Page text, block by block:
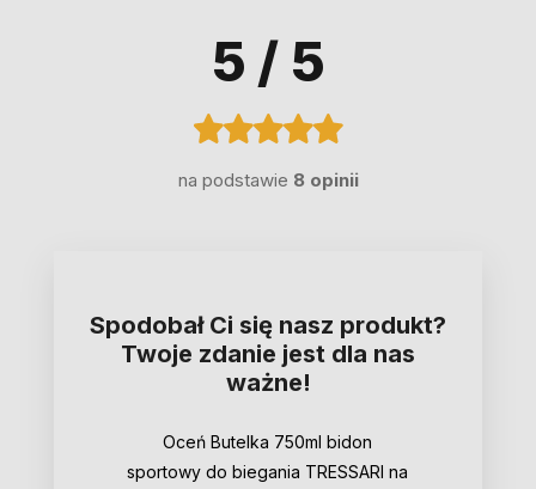
5 / 5
na podstawie 8 opinii
Spodobał Ci się nasz produkt?
Twoje zdanie jest dla nas
ważne!
Oceń Butelka 750ml bidon
sportowy do biegania TRESSARI na